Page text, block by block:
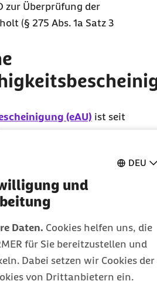
DEU
und
Daten. Cookies helfen uns, die
für Sie bereitzustellen und
Dabei setzen wir Cookies der
von Drittanbietern ein.
zur Überprüfung der
(§ 275 Abs. 1a Satz 3
(eAU) ist seit
stellen den
der digitalen
eine Meldung zum
die folgende Daten
Ende der